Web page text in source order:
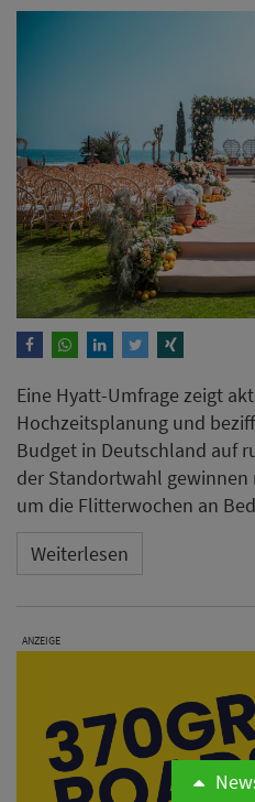
Eine Hyatt-Umfrage zeigt
Hochzeitsplanung und
Budget in Deutschland auf
der Standortwahl gewinnen
um die Flitterwochen an
Weiterlesen
ANZEIGE